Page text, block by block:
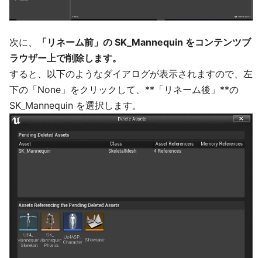
次に、
「リネーム前」の SK_Mannequin をコンテンツブ
ラウザー上で削除します。
すると、以下のようなダイアログが表示されますので、左
下の「None」をクリックして、**「リネーム後」**の
SK_Mannequin を選択します。